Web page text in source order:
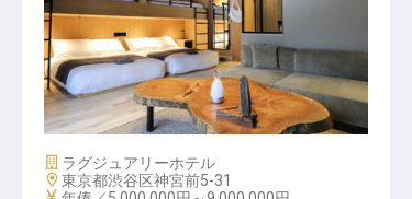
支配人・副支配人・女将 / 正社員
施設業態
ラグジュアリーホテル
勤務地
東京都渋谷区神宮前5-31